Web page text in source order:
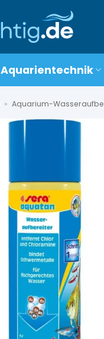
Aquarientechnik
» Aquarium-